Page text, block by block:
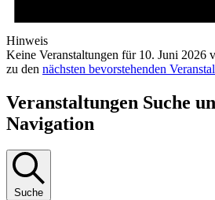
Hinweis
Keine Veranstaltungen für 10. Juni 2026
zu den nächsten bevorstehenden
Veranstaltungen Suche
Navigation
Suche